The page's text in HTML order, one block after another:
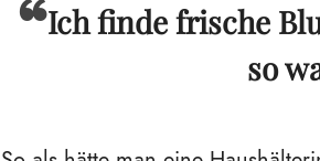
Ich finde frische
so